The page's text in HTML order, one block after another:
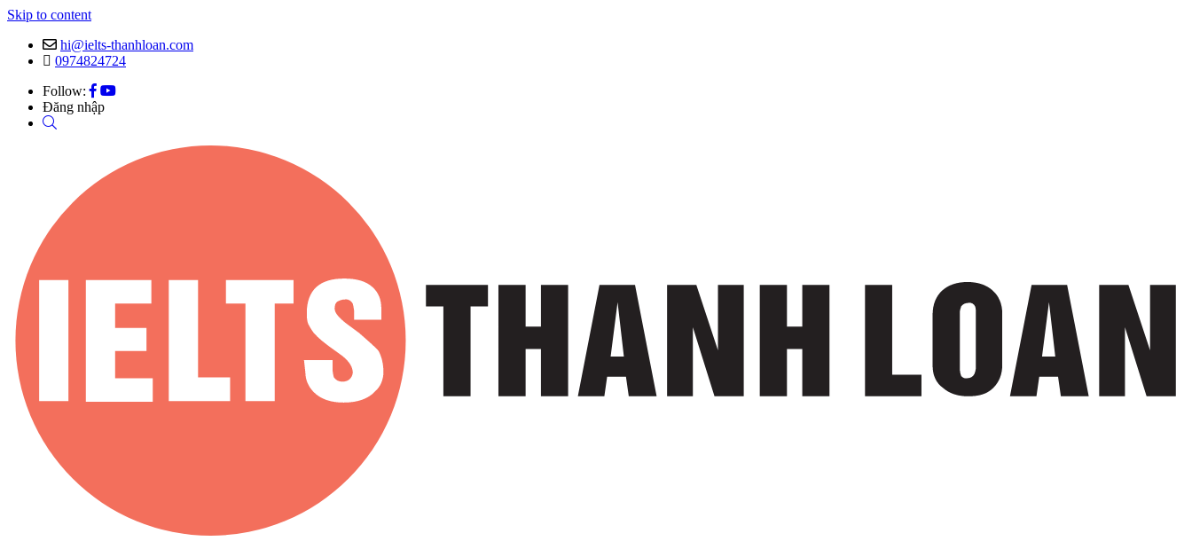
Skip to content
hi@ielts-thanhloan.com
0974824724
Follow:
Đăng nhập